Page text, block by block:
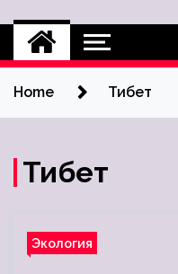
Home Тибет
Тибет
Экология